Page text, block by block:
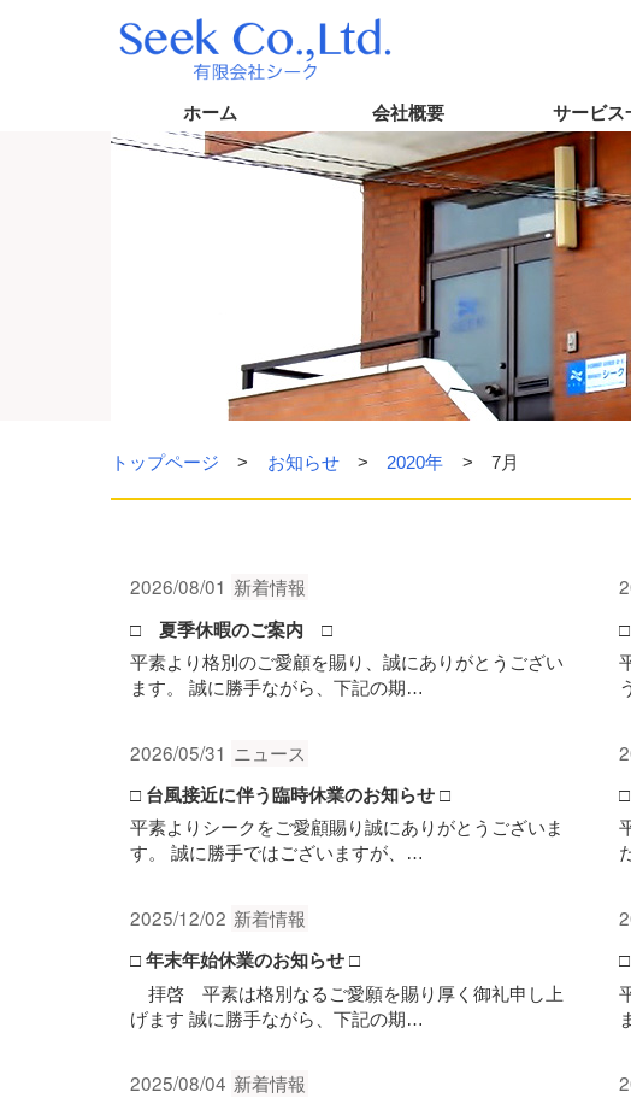
ホーム 会社概要 サービス
トップページ お知らせ 2020年 7月
2026/08/01 新着情報
□ 夏季休暇のご案内 □
平素より格別のご愛顧を賜り、誠にありがとうござい
ます。 誠に勝手ながら、下記の期…
2026/05/31 ニュース
□ 台風接近に伴う臨時休業のお知らせ □
平素よりシークをご愛顧賜り誠にありがとうございま
す。 誠に勝手ではございますが、…
2025/12/02 新着情報
□ 年末年始休業のお知らせ □
拝啓 平素は格別なるご愛願を賜り厚く御礼申し上
げます 誠に勝手ながら、下記の期…
2025/08/04 新着情報